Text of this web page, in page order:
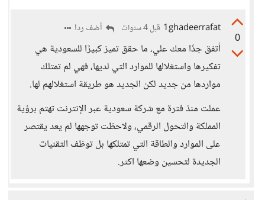
0
1ghadeerrafat قبل 4 سنوات أضف ردا
أتفق جدًا معك علي، ما حقق تميز كبيرًا للسعودية هي
تفكيرها واستغلالها للموارد التي لديها، فهي لم تمتلك
مواردها من جديد لكن الجديد هو طريقة استغلالهم لها.
عملت منذ فترة مع شركة سعودية عبر الإنترنت تهتم برؤية
المملكة والتحول الرقمي، ولاحظت توجهها لم يعد يقتصر
على الموارد والطاقة التي تمتلكها بل توظف التقنيات
الجديدة لتحسين وضعها اكثر.